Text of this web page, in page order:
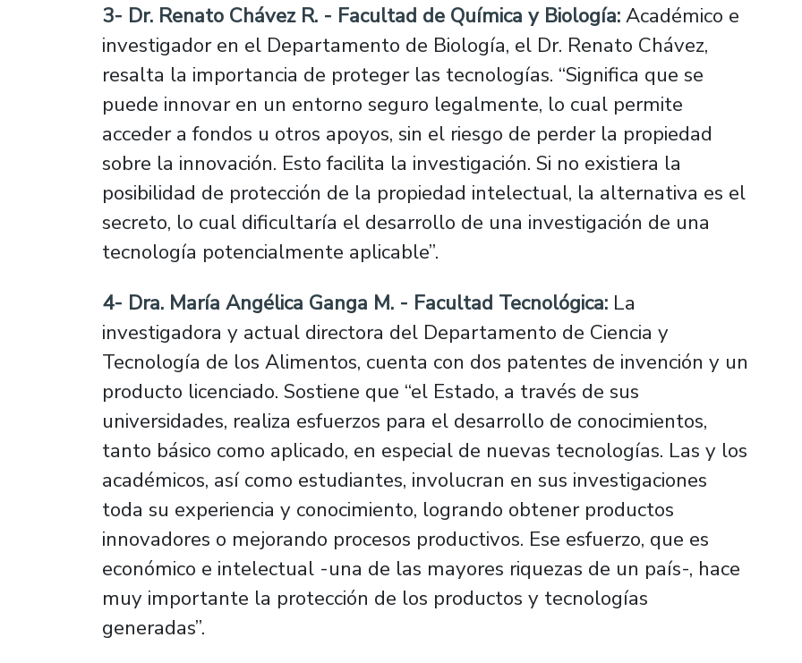
3- Dr. Renato Chávez R. - Facultad de Química y Biología:Académico e
investigador en el Departamento de Biología, el Dr. Renato Chávez,
resalta la importancia de proteger las tecnologías. “Significa que se
puede innovar en un entorno seguro legalmente, lo cual permite
acceder a fondos u otros apoyos, sin el riesgo de perder la propiedad
sobre la innovación. Esto facilita la investigación. Si no existiera la
posibilidad de protección de la propiedad intelectual, la alternativa es el
secreto, lo cual dificultaría el desarrollo de una investigación de una
tecnología potencialmente aplicable”.
4- Dra. María Angélica Ganga M. - Facultad Tecnológica: La
investigadora y actual directora del Departamento de Ciencia y
Tecnología de los Alimentos, cuenta con dos patentes de invención y un
producto licenciado. Sostiene que “el Estado, a través de sus
universidades, realiza esfuerzos para el desarrollo de conocimientos,
tanto básico como aplicado, en especial de nuevas tecnologías. Las y los
académicos, así como estudiantes, involucran en sus investigaciones
toda su experiencia y conocimiento, logrando obtener productos
innovadores o mejorando procesos productivos. Ese esfuerzo, que es
económico e intelectual -una de las mayores riquezas de un país-, hace
muy importante la protección de los productos y tecnologías
generadas”.